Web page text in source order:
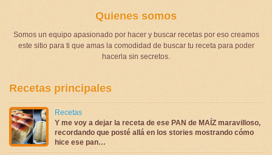
Quienes somos
Somos un equipo apasionado por hacer y buscar recetas por eso creamos
este sitio para ti que amas la comodidad de buscar tu receta para poder
hacerla sin secretos.
Recetas principales
Recetas
Y me voy a dejar la receta de ese PAN de MAÍZ maravilloso,
recordando que posté allá en los stories mostrando cómo
hice ese pan…